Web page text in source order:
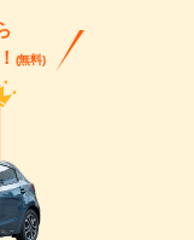
(無料)